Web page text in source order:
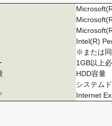
Intel(R)
※または
1GB以上
HDD容量
システム
Internet